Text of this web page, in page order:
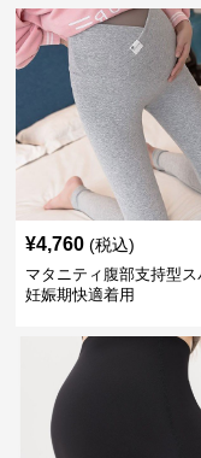
¥4,760 (税込)
マタニティ腹部支持型ス
妊娠期快適着用